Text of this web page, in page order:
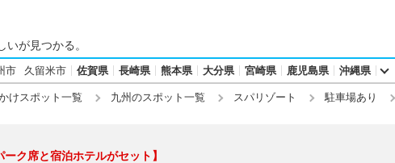
いが見つかる。
市 久留米市 佐賀県 長崎県 熊本県 大分県 宮崎県 鹿児島県 沖縄県
けスポット一覧 九州のスポット一覧 スパリゾート 駐車場あり
ーク席と宿泊ホテルがセット】